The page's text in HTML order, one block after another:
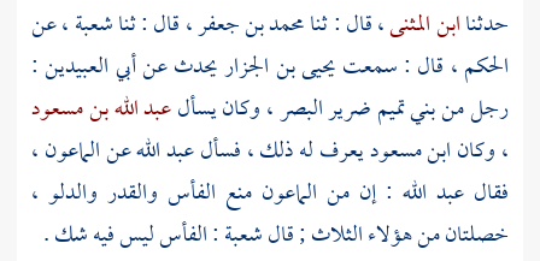
حدثناابن المثنى، قال : ثنامحمد بن جعفر، قال : ثناشعبة، عن
الحكم، قال :سمعت يحيى بن الجزاريحدث عنأبي العبيدين:
رجل منبني تميمضرير البصر ، وكان يسألعبد الله بن مسعود
، وكانابن مسعوديعرف له ذلك ، فسألعبد اللهعن الماعون ،
فقالعبد الله : إن من الماعون منع الفأس والقدر والدلو ،
خصلتان من هؤلاء الثلاث ; قالشعبة: الفأس ليس فيه شك .